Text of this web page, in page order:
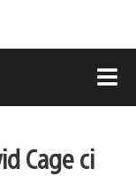
Cage ci